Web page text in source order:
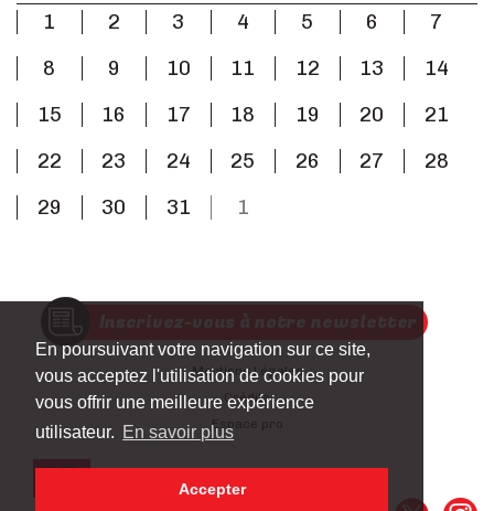
En poursuivant votre navigation sur ce site,
vous acceptez l'utilisation de cookies pour
vous offrir une meilleure expérience
utilisateur. En savoir plus
Accepter
1
2 3 4 5 6
7
8
9 10 11 12 13
14
15
16 17 18 19 20
21
22
23 24 25 26 27
28
29
30 31 1
Mentions Légales
Crédits
Espace pro